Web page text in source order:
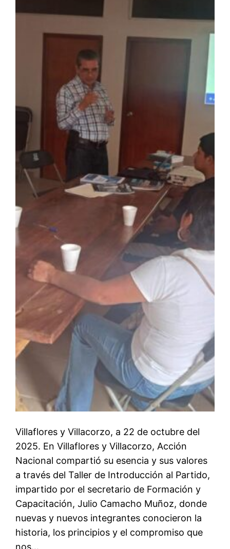
Villaflores y Villacorzo, a 22 de octubre del
2025. En Villaflores y Villacorzo, Acción
Nacional compartió su esencia y sus valores
a través del Taller de Introducción al Partido,
impartido por el secretario de Formación y
Capacitación, Julio Camacho Muñoz, donde
nuevas y nuevos integrantes conocieron la
historia, los principios y el compromiso que
nos…